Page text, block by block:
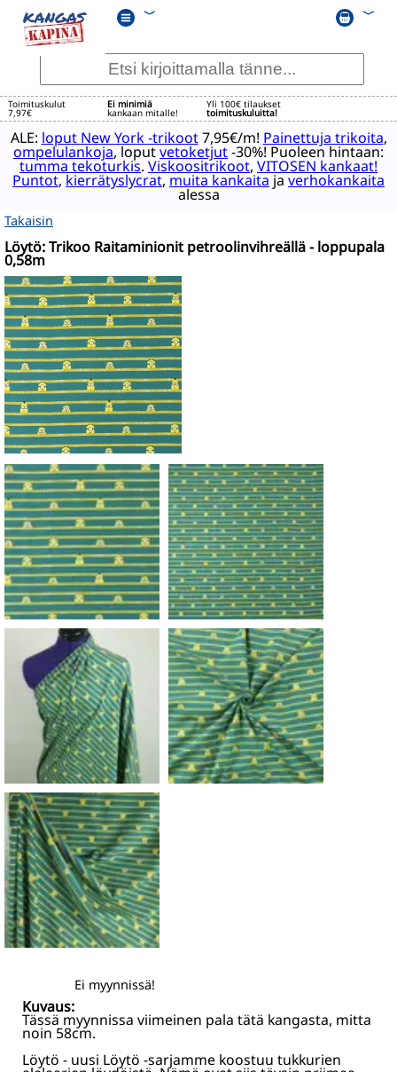
﹀ ﹀
Toimituskulut
7,97€
Ei minimiä
kankaan mitalle!
Yli 100€ tilaukset
toimituskuluitta!
ALE: loput New York -trikoot7,95€/m! Painettuja trikoita,
ompelulankoja, loputvetoketjut-30%! Puoleen hintaan:
tumma tekoturkis. Viskoositrikoot, VITOSEN kankaat!
Puntot,kierrätyslycrat,muita kankaitajaverhokankaita
alessa
Takaisin
Löytö: Trikoo Raitaminionit petroolinvihreällä - loppupala
0,58m
Ei myynnissä!
Kuvaus:
Tässä myynnissa viimeinen pala tätä kangasta, mitta
noin 58cm.
Löytö - uusi Löytö -sarjamme koostuu tukkurien